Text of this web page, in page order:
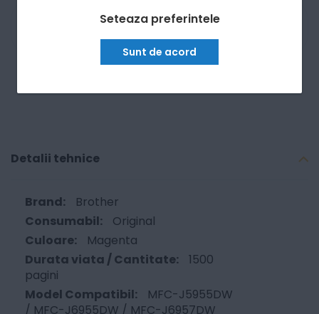
Seteaza preferintele
Sunt de acord
Am nevoie de ajutor
Detalii tehnice
Brother
Original
Magenta
1500
pagini
MFC-J5955DW
/ MFC-J6955DW / MFC-J6957DW